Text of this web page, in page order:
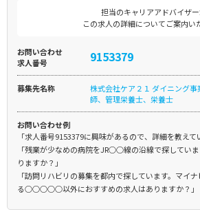
担当のキャリアアドバイザ
この求人の詳細についてご案内い
お問い合わせ
求人番号
9153379
募集先名称
株式会社ケア２１ ダイニング
師、管理栄養士、栄養士
お問い合わせ例
「求人番号9153379に興味があるので、詳細を教えて
「残業が少なめの病院をJR○○線の沿線で探してい
りますか？」
「訪問リハビリの募集を都内で探しています。マイ
る○○○○○以外におすすめの求人はありますか？」